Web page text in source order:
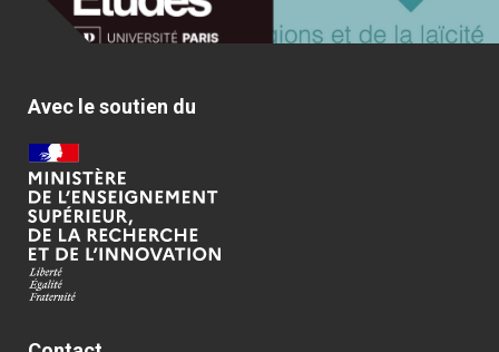
Avec le soutien du